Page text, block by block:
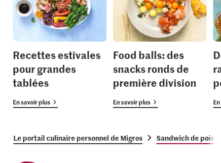
Recettes estivales
pour grandes
tablées
En savoir plus
Food balls: des
snacks ronds de
première division
En savoir plus
Le portail culinaire personnel de Migros Sandwich de